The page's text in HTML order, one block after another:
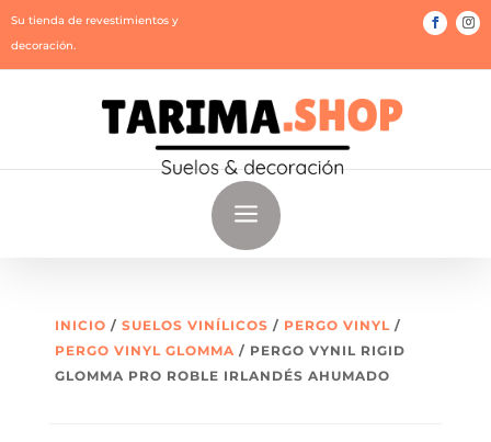
Su tienda de revestimientos y
decoración.
a
INICIO / SUELOS VINÍLICOS / PERGO VINYL/
PERGO VINYL GLOMMA / PERGO VYNIL RIGID
GLOMMA PRO ROBLE IRLANDÉS AHUMADO